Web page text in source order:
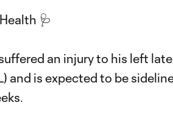
🩺
an injury to his left
and is expected to be